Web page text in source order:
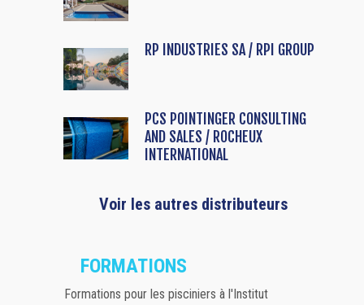
RP INDUSTRIES SA / RPI GROUP
PCS POINTINGER CONSULTING
AND SALES / ROCHEUX
INTERNATIONAL
Voir les autres distributeurs
FORMATIONS
Formations pour les pisciniers à l'Institut